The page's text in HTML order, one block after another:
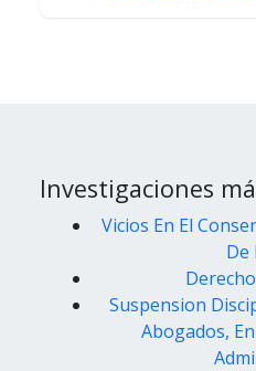
Investigaciones
Vicios En El
De
Suspension
Abogados,